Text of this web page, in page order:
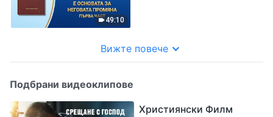
49:10
Вижте повече
Подбрани видеоклипове
Християнски Филм